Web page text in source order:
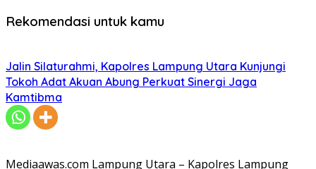
Rekomendasi untuk kamu
Jalin Silaturahmi, Kapolres Lampung Utara Kunjungi
Tokoh Adat Akuan Abung Perkuat Sinergi Jaga
Kamtibma
Mediaawas.com Lampung Utara – Kapolres Lampung